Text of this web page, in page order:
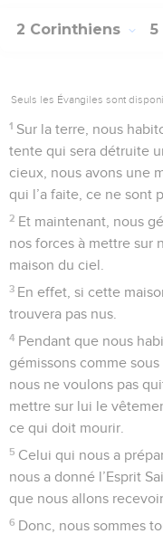
2 Corinthiens 5
Seuls les Évangiles sont
1 Sur la terre, nous
tente qui sera détruite
cieux, nous avons une
qui l’a faite, ce ne sont
2 Et maintenant, nous
nos forces à mettre sur
maison du ciel.
3 En effet, si cette
trouvera pas nus.
4 Pendant que nous
gémissons comme
nous ne voulons pas
mettre sur lui le
ce qui doit mourir.
5 Celui qui nous a
nous a donné l’Esprit
que nous allons
6 Donc, nous sommes